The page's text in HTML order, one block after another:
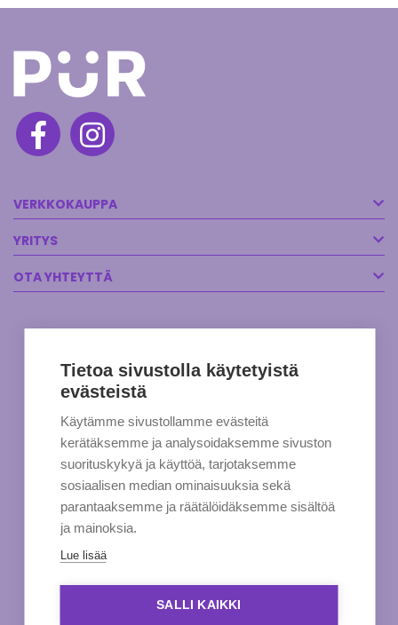
VERKKOKAUPPA
YRITYS
OTA YHTEYTTÄ
Tietoa sivustolla käytetyistä
evästeistä
Käytämme sivustollamme evästeitä
kerätäksemme ja analysoidaksemme sivuston
suorituskykyä ja käyttöä, tarjotaksemme
sosiaalisen median ominaisuuksia sekä
parantaaksemme ja räätälöidäksemme sisältöä
ja mainoksia.
Lue lisää
SALLI KAIKKI